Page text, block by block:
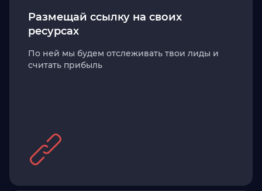
Размещай ссылку на своих
ресурсах
По ней мы будем отслеживать твои лиды и
считать прибыль